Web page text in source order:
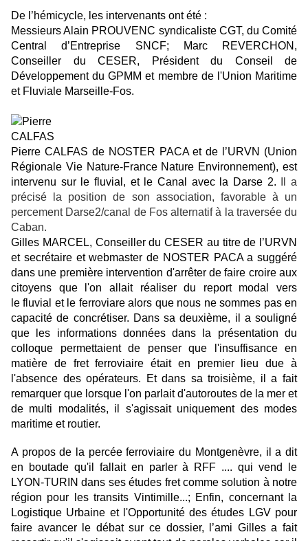
De l’hémicycle, les intervenants ont été :
Messieurs Alain PROUVENC syndicaliste CGT, du Comité
Central d’Entreprise SNCF; Marc REVERCHON,
Conseiller du CESER, Président du Conseil de
Développement du GPMM et membre de l'Union Maritime
et Fluviale Marseille-Fos.
Pierre CALFAS de NOSTER PACA et de l’URVN (Union
Régionale Vie Nature-France Nature Environnement), est
intervenu sur le fluvial, et le Canal avec la Darse 2.
Il a
précisé la position de son association, favorable à un
percement Darse2/canal de Fos alternatif à la traversée du
Caban.
Gilles MARCEL, Conseiller du CESER au titre de l’URVN
et secrétaire et webmaster de NOSTER PACA a suggéré
dans une première intervention d'arrêter de faire croire aux
citoyens que l'on allait réaliser du report modal vers
le fluvial et le ferroviare alors que nous ne sommes pas en
capacité de concrétiser. Dans sa deuxième, il a souligné
que les informations données dans la présentation du
colloque permettaient de penser que l'insuffisance en
matière de fret ferroviaire était en premier lieu due à
l'absence des opérateurs. Et dans sa troisième, il a fait
remarquer que lorsque l'on parlait d'autoroutes de la mer et
de multi modalités, il s'agissait uniquement des modes
maritime et routier.
A propos de la percée ferroviaire du Montgenèvre, il a dit
en boutade qu'il fallait en parler à RFF .... qui vend le
LYON-TURIN dans ses études fret comme solution à notre
région pour les transits Vintimille...; Enfin, concernant la
Logistique Urbaine et l'Opportunité des études LGV pour
faire avancer le débat sur ce dossier, l’ami Gilles a fait